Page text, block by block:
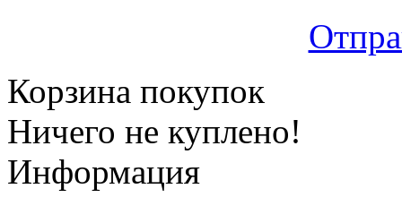
Корзина покупок
Ничего не куплено!
Информация